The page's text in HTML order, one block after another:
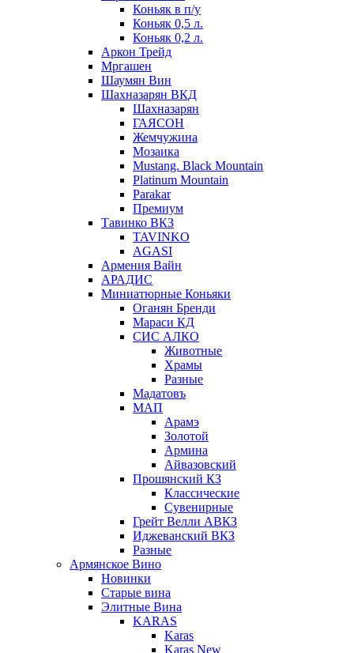
Коньяк в п/у
Коньяк 0,5 л.
Коньяк 0,2 л.
Аркон Трейд
Мргашен
Шаумян Вин
Шахназарян ВКД
Шахназарян
ГАЯСОН
Жемчужина
Мозаика
Mustang. Black Mountain
Platinum Mountain
Parakar
Премиум
Тавинко ВКЗ
TAVINKO
AGASI
Армения Вайн
АРАДИС
Миниатюрные Коньяки
Оганян Бренди
Мараси КД
СИС АЛКО
Животные
Храмы
Разные
Мадатовъ
МАП
Арамэ
Золотой
Армина
Айвазовский
Прошянский КЗ
Классические
Сувенирные
Грейт Велли АВКЗ
Иджеванский ВКЗ
Разные
Армянское Вино
Новинки
Старые вина
Элитные Вина
KARAS
Karas
Karas New